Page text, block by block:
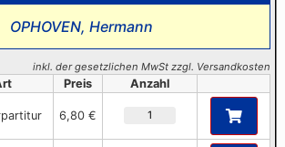
OPHOVEN, Hermann
inkl. der gesetzlichen MwSt zzgl. Versandkosten
Preis Anzahl
6,80 €